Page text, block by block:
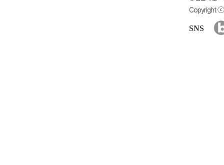
Copyright ⓒ
SNS